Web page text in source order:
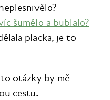
šumělo a bublalo?
placka, je to
otázky by mě
cestu.